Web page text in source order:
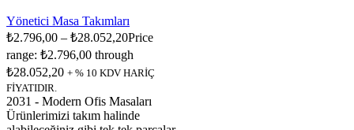
Yönetici Masa Takımları
₺2.796,00 – ₺28.052,20Price
range: ₺2.796,00 through
₺28.052,20 + % 10 KDV HARİÇ
FİYATIDIR.
2031 - Modern Ofis Masaları
Ürünlerimizi takım halinde